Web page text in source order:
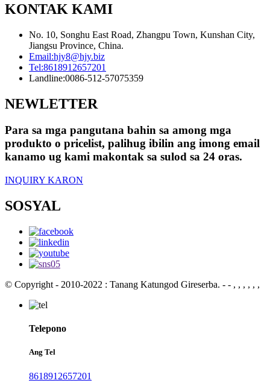
KONTAK KAMI
No. 10, Songhu East Road, Zhangpu Town, Kunshan City,
Jiangsu Province, China.
Email:hjy8@hjy.biz
Tel:8618912657201
Landline:0086-512-57075359
NEWLETTER
Para sa mga pangutana bahin sa among mga
produkto o pricelist, palihug ibilin ang imong email
kanamo ug kami makontak sa sulod sa 24 oras.
INQUIRY KARON
SOSYAL
© Copyright - 2010-2022 : Tanang Katungod Gireserba. - - , , , , , ,
Telepono
Ang Tel
8618912657201